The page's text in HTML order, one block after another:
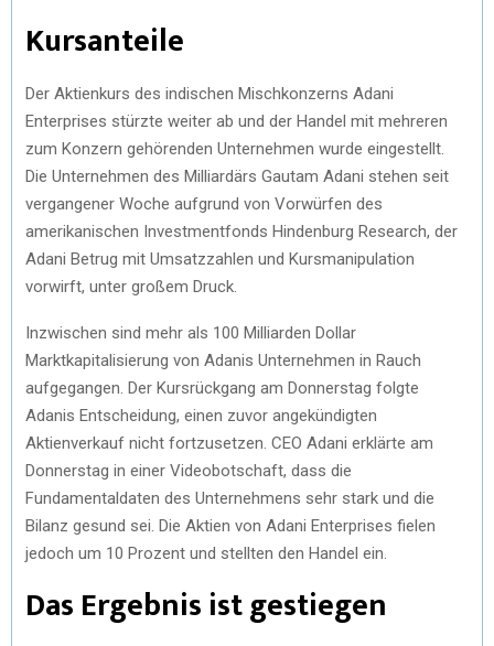
Kursanteile
Der Aktienkurs des indischen Mischkonzerns Adani
Enterprises stürzte weiter ab und der Handel mit mehreren
zum Konzern gehörenden Unternehmen wurde eingestellt.
Die Unternehmen des Milliardärs Gautam Adani stehen seit
vergangener Woche aufgrund von Vorwürfen des
amerikanischen Investmentfonds Hindenburg Research, der
Adani Betrug mit Umsatzzahlen und Kursmanipulation
vorwirft, unter großem Druck.
Inzwischen sind mehr als 100 Milliarden Dollar
Marktkapitalisierung von Adanis Unternehmen in Rauch
aufgegangen. Der Kursrückgang am Donnerstag folgte
Adanis Entscheidung, einen zuvor angekündigten
Aktienverkauf nicht fortzusetzen. CEO Adani erklärte am
Donnerstag in einer Videobotschaft, dass die
Fundamentaldaten des Unternehmens sehr stark und die
Bilanz gesund sei. Die Aktien von Adani Enterprises fielen
jedoch um 10 Prozent und stellten den Handel ein.
Das Ergebnis ist gestiegen